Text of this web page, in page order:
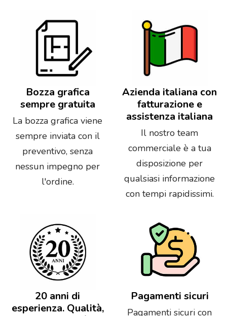
Bozza grafica
sempre gratuita
La bozza grafica viene
sempre inviata con il
preventivo, senza
nessun impegno per
l'ordine.
Azienda italiana con
fatturazione e
assistenza italiana
Il nostro team
commerciale è a tua
disposizione per
qualsiasi informazione
con tempi rapidissimi.
20 anni di
esperienza. Qualità,
Pagamenti sicuri
Pagamenti sicuri con